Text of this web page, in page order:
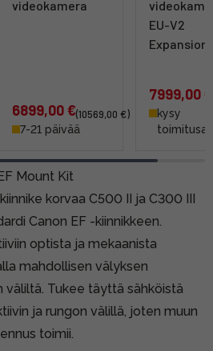
videokamera
6899,00 €(10569,00 €)
7-21 päivää
EU-V2
Expansion
7999,00 €
kysy
Mount Kit
korvaa C500 II ja C300 III
Canon EF -kiinnikkeen.
optista ja mekaanista
mahdollisen välyksen
väliltä. Tukee täyttä sähköistä
ja rungon välillä, joten muun
toimii.